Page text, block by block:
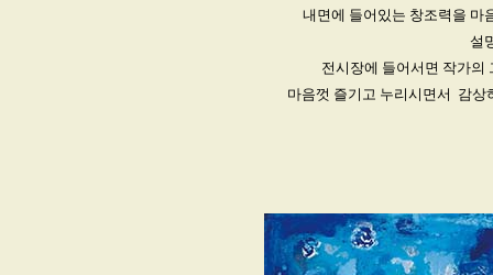
내면에 들어있는 창조력을 마
설
전시장에 들어서면 작가의
마음껏 즐기고 누리시면서 감상